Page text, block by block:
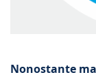
Nonostante